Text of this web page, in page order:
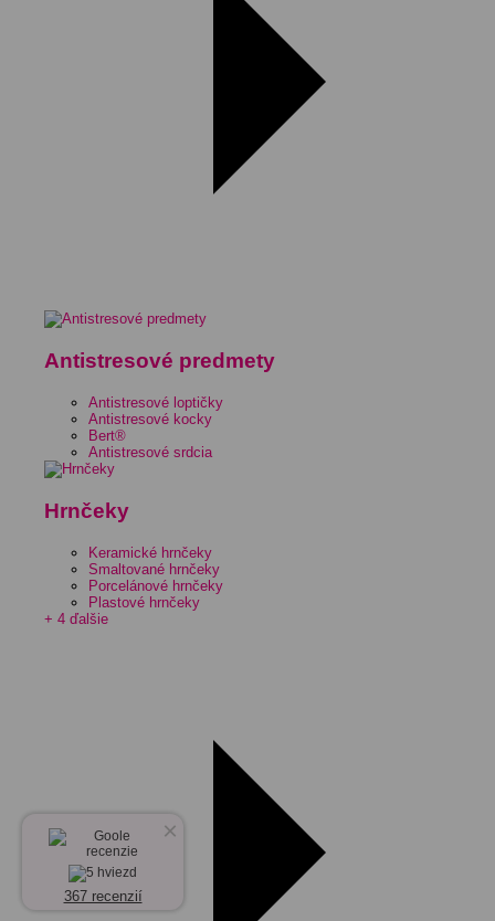
Antistresové predmety
Antistresové loptičky
Antistresové kocky
Bert®
Antistresové srdcia
Hrnčeky
Keramické hrnčeky
Smaltované hrnčeky
Porcelánové hrnčeky
Plastové hrnčeky
+ 4 ďalšie
×
367 recenzií